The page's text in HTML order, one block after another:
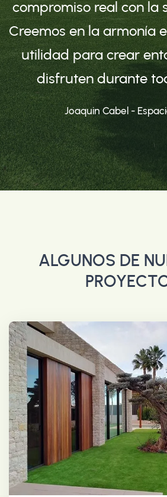
compromiso real con la
Creemos en la armonía
utilidad para crear
disfruten durante
Joaquin Cabel -
ALGUNOS DE